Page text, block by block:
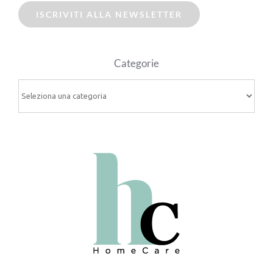
ISCRIVITI ALLA NEWSLETTER
Categorie